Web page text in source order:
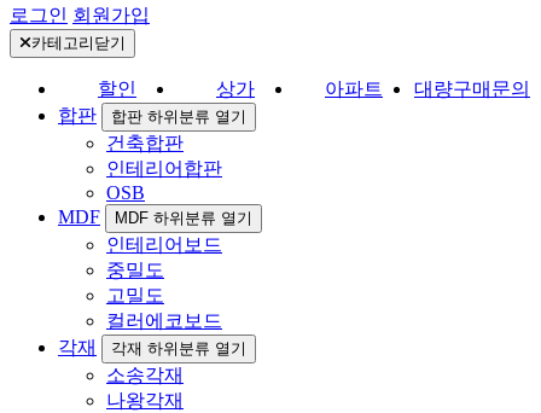
로그인 회원가입
카테고리닫기
할인 상가 아파트
대량구매문의
합판
합판 하위분류 열기
건축합판
인테리어합판
OSB
MDF
MDF 하위분류 열기
인테리어보드
중밀도
고밀도
컬러에코보드
각재
각재 하위분류 열기
소송각재
나왕각재